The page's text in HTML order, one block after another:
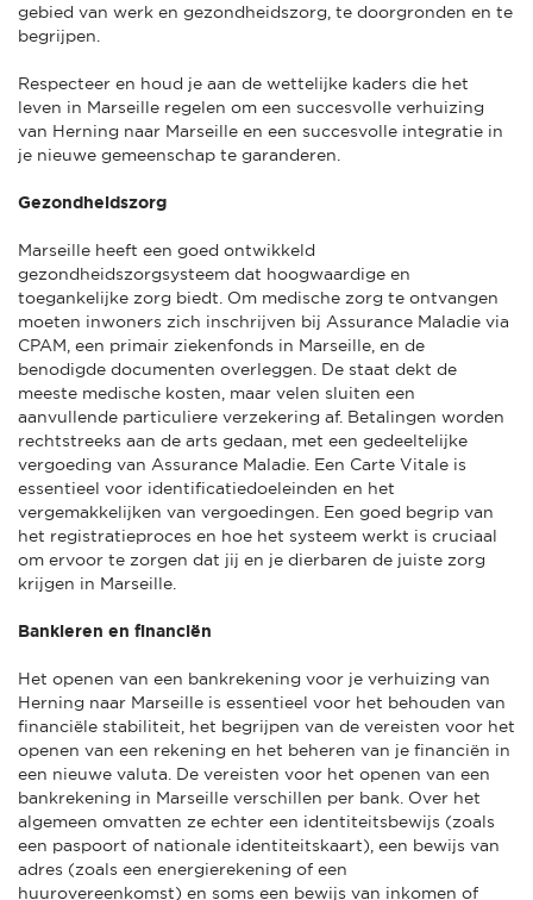
gebied van werk en gezondheidszorg, te doorgronden en te
begrijpen.
Respecteer en houd je aan de wettelijke kaders die het
leven in Marseille regelen om een succesvolle verhuizing
van Herning naar Marseille en een succesvolle integratie in
je nieuwe gemeenschap te garanderen.
Gezondheidszorg
Marseille heeft een goed ontwikkeld
gezondheidszorgsysteem dat hoogwaardige en
toegankelijke zorg biedt. Om medische zorg te ontvangen
moeten inwoners zich inschrijven bij Assurance Maladie via
CPAM, een primair ziekenfonds in Marseille, en de
benodigde documenten overleggen. De staat dekt de
meeste medische kosten, maar velen sluiten een
aanvullende particuliere verzekering af. Betalingen worden
rechtstreeks aan de arts gedaan, met een gedeeltelijke
vergoeding van Assurance Maladie. Een Carte Vitale is
essentieel voor identificatiedoeleinden en het
vergemakkelijken van vergoedingen. Een goed begrip van
het registratieproces en hoe het systeem werkt is cruciaal
om ervoor te zorgen dat jij en je dierbaren de juiste zorg
krijgen in Marseille.
Bankieren en financiën
Het openen van een bankrekening voor je verhuizing van
Herning naar Marseille is essentieel voor het behouden van
financiële stabiliteit, het begrijpen van de vereisten voor het
openen van een rekening en het beheren van je financiën in
een nieuwe valuta. De vereisten voor het openen van een
bankrekening in Marseille verschillen per bank. Over het
algemeen omvatten ze echter een identiteitsbewijs (zoals
een paspoort of nationale identiteitskaart), een bewijs van
adres (zoals een energierekening of een
huurovereenkomst) en soms een bewijs van inkomen of